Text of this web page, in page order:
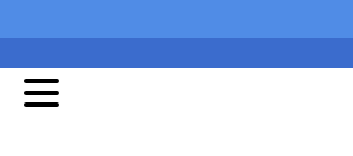
al
contenido